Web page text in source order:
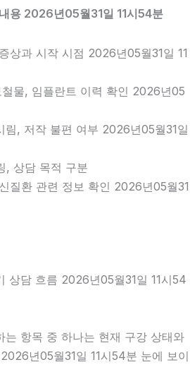
용 2026년05월31일 11시54분
상과 시작 시점 2026년05월31일 11
물, 임플란트 이력 확인 2026년05
림, 저작 불편 여부 2026년05월31일
, 상담 목적 구분
질환 관련 정보 확인 2026년05월31
상담 흐름 2026년05월31일 11시54
는 항목 중 하나는 현재 구강 상태와
년05월31일 11시54분 눈에 보이